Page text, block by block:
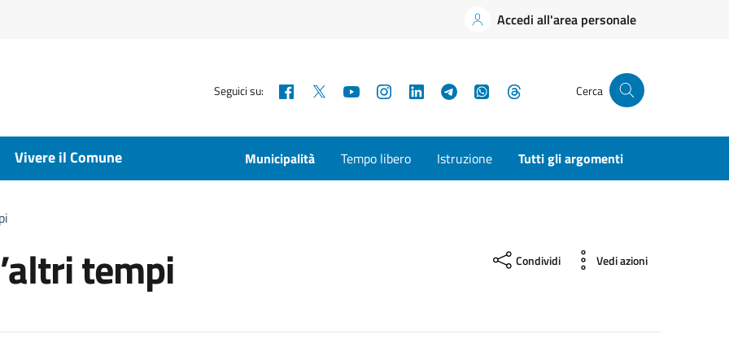
Accedi all'area personale
Seguici su: Facebook YouTubeInstagramLinkedInTelegramWhatsApp Cerca
Vivere il Comune Municipalità Tempo libero Istruzione Tutti gli argomenti
tempi Condividi Vedi azioni